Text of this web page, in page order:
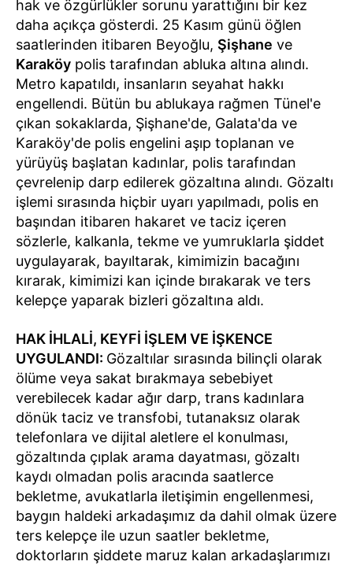
hak ve özgürlükler sorunu yarattığını bir kez
daha açıkça gösterdi. 25 Kasım günü öğlen
saatlerinden itibaren Beyoğlu, Şişhane ve
Karaköy polis tarafından abluka altına alındı.
Metro kapatıldı, insanların seyahat hakkı
engellendi. Bütün bu ablukaya rağmen Tünel'e
çıkan sokaklarda, Şişhane'de, Galata'da ve
Karaköy'de polis engelini aşıp toplanan ve
yürüyüş başlatan kadınlar, polis tarafından
çevrelenip darp edilerek gözaltına alındı. Gözaltı
işlemi sırasında hiçbir uyarı yapılmadı, polis en
başından itibaren hakaret ve taciz içeren
sözlerle, kalkanla, tekme ve yumruklarla şiddet
uygulayarak, bayıltarak, kimimizin bacağını
kırarak, kimimizi kan içinde bırakarak ve ters
kelepçe yaparak bizleri gözaltına aldı.
HAK İHLALİ, KEYFİ İŞLEM VE İŞKENCE
UYGULANDI: Gözaltılar sırasında bilinçli olarak
ölüme veya sakat bırakmaya sebebiyet
verebilecek kadar ağır darp, trans kadınlara
dönük taciz ve transfobi, tutanaksız olarak
telefonlara ve dijital aletlere el konulması,
gözaltında çıplak arama dayatması, gözaltı
kaydı olmadan polis aracında saatlerce
bekletme, avukatlarla iletişimin engellenmesi,
baygın haldeki arkadaşımız da dahil olmak üzere
ters kelepçe ile uzun saatler bekletme,
doktorların şiddete maruz kalan arkadaşlarımızı